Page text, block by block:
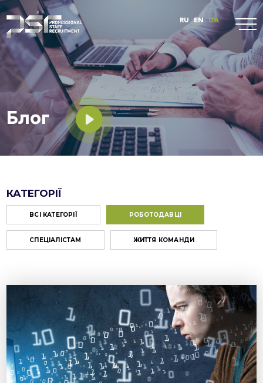
RU EN UA
Блог
КАТЕГОРІЇ
ВСІ КАТЕГОРІЇ РОБОТОДАВЦІ
СПЕЦІАЛІСТАМ ЖИТТЯ КОМАНДИ